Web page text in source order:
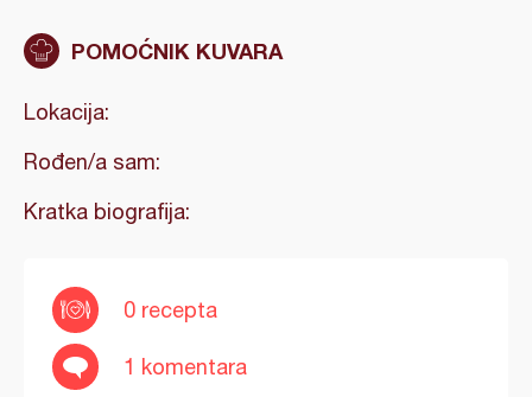
POMOĆNIK KUVARA
Lokacija:
Rođen/a sam:
Kratka biografija:
0 recepta
1 komentara